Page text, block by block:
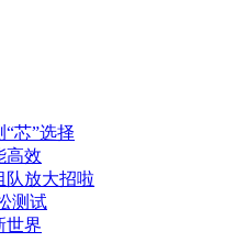
芯”选择
高效
队放大招啦
测试
世界